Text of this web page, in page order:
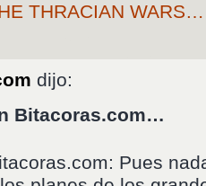
THRACIAN WARS…
dijo:
Bitacoras.com…
Pues